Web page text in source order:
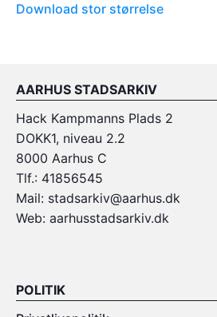
Download stor størrelse
AARHUS STADSARKIV
Hack Kampmanns Plads 2
DOKK1, niveau 2.2
8000 Aarhus C
Tlf.: 41856545
Mail: stadsarkiv@aarhus.dk
Web: aarhusstadsarkiv.dk
POLITIK